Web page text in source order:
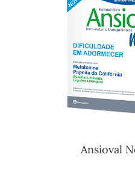
Ansioval